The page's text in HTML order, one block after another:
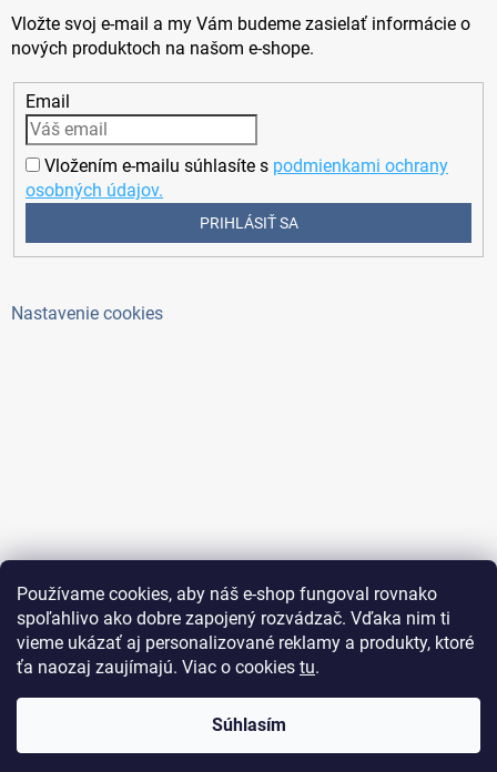
Používame cookies, aby náš e-shop fungoval rovnako
spoľahlivo ako dobre zapojený rozvádzač. Vďaka nim ti
vieme ukázať aj personalizované reklamy a produkty, ktoré
ťa naozaj zaujímajú. Viac o cookies tu.
Súhlasím
Vložte svoj e-mail a my Vám budeme zasielať informácie o
nových produktoch na našom e-shope.
Email
Vložením e-mailu súhlasíte s podmienkami ochrany
osobných údajov.
PRIHLÁSIŤ SA
Nastavenie cookies
Copyright 2026ElektroAntoš. Všetky práva vyhradené.
Upraviť nastavenie cookies